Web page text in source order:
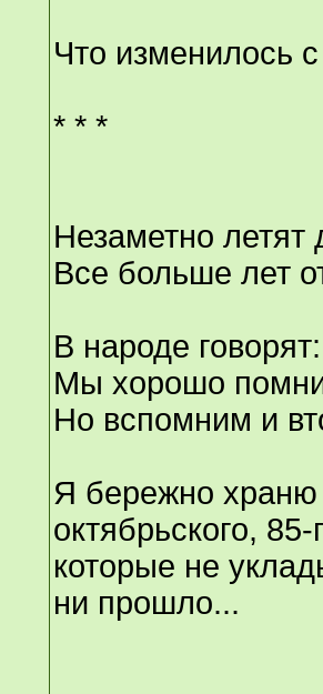
Что изменилось
* * *
Незаметно
Все больше лет
В народе
Мы хорошо
Но вспомним и
Я бережно храню
октябрьского,
которые не
ни прошло...